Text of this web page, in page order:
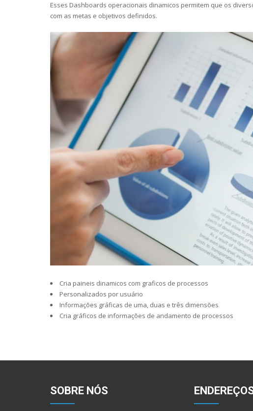
Esses Dashboards operacionais dinamicos permitem que os
com as metas e objetivos definidos.
Cria paineis dinamicos com graficos de processos
Personalizados por usuário
Informações gráficas de uma, duas e três dimensões
Cria gráficos de informações de andamento de processos
SOBRE NÓS